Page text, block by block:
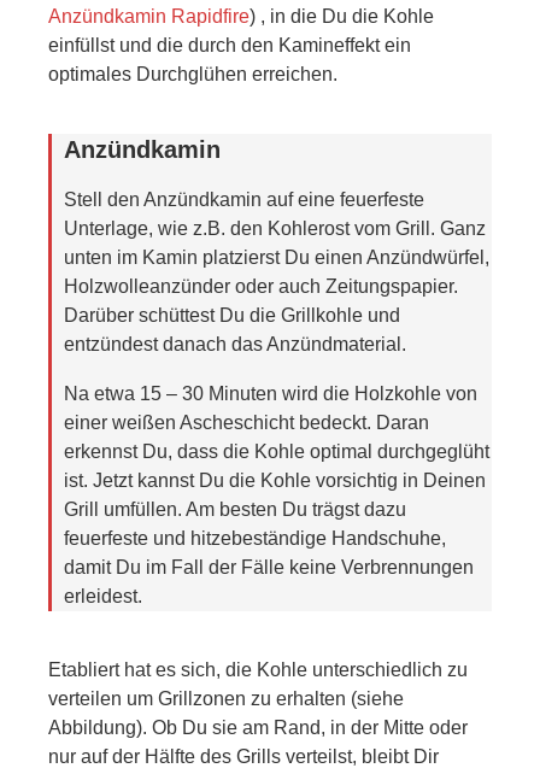
Anzündkamin Rapidfire) , in die Du die Kohle
einfüllst und die durch den Kamineffekt ein
optimales Durchglühen erreichen.
Anzündkamin
Stell den Anzündkamin auf eine feuerfeste
Unterlage, wie z.B. den Kohlerost vom Grill. Ganz
unten im Kamin platzierst Du einen Anzündwürfel,
Holzwolleanzünder oder auch Zeitungspapier.
Darüber schüttest Du die Grillkohle und
entzündest danach das Anzündmaterial.
Na etwa 15 – 30 Minuten wird die Holzkohle von
einer weißen Ascheschicht bedeckt. Daran
erkennst Du, dass die Kohle optimal durchgeglüht
ist. Jetzt kannst Du die Kohle vorsichtig in Deinen
Grill umfüllen. Am besten Du trägst dazu
feuerfeste und hitzebeständige Handschuhe,
damit Du im Fall der Fälle keine Verbrennungen
erleidest.
Etabliert hat es sich, die Kohle unterschiedlich zu
verteilen um Grillzonen zu erhalten (siehe
Abbildung). Ob Du sie am Rand, in der Mitte oder
nur auf der Hälfte des Grills verteilst, bleibt Dir